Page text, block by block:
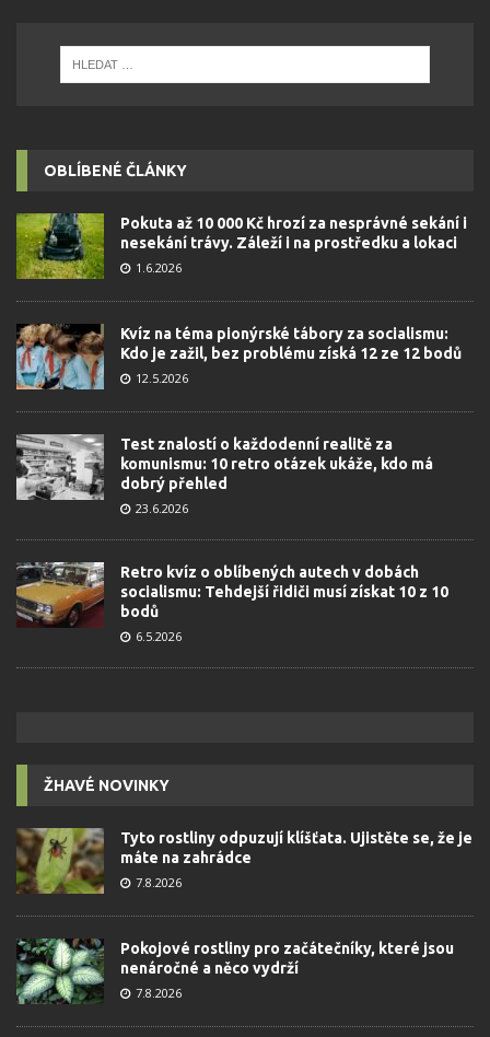
OBLÍBENÉ ČLÁNKY
Pokuta až 10 000 Kč hrozí za nesprávné sekání i
nesekání trávy. Záleží i na prostředku a lokaci
1.6.2026
Kvíz na téma pionýrské tábory za socialismu:
Kdo je zažil, bez problému získá 12 ze 12 bodů
12.5.2026
Test znalostí o každodenní realitě za
komunismu: 10 retro otázek ukáže, kdo má
dobrý přehled
23.6.2026
Retro kvíz o oblíbených autech v dobách
socialismu: Tehdejší řidiči musí získat 10 z 10
bodů
6.5.2026
ŽHAVÉ NOVINKY
Tyto rostliny odpuzují klíšťata. Ujistěte se, že je
máte na zahrádce
7.8.2026
Pokojové rostliny pro začátečníky, které jsou
nenáročné a něco vydrží
7.8.2026